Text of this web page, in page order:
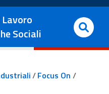
Sociali
/Focus On /